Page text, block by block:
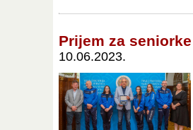
Prijem za
10.06.2023.